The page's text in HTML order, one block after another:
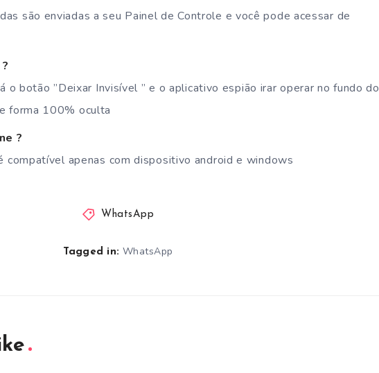
são enviadas a seu Painel de Controle e você pode acessar de
o botão ”Deixar Invisível ” e o aplicativo espião irar operar no fundo do
forma 100% oculta
?
compatível apenas com dispositivo android e windows
WhatsApp
Tagged in: WhatsApp